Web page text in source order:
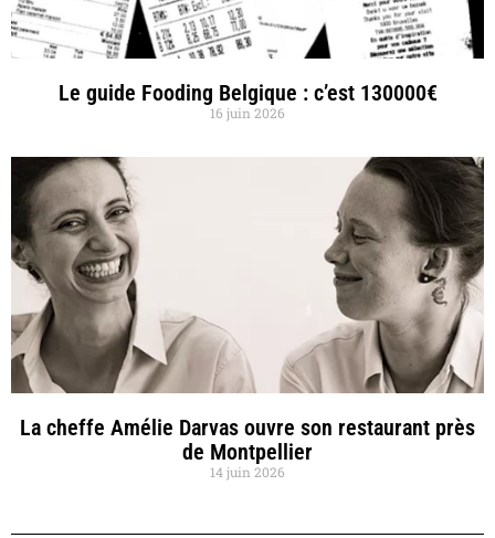
Le guide Fooding Belgique : c’est 130000€
16 juin 2026
La cheffe Amélie Darvas ouvre son restaurant près
de Montpellier
14 juin 2026